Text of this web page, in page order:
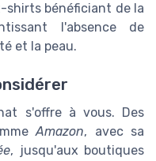
shirts bénéficiant de la
l'absence de
et la peau.
s'offre à vous. Des
Amazon, avec sa
, jusqu'aux boutiques